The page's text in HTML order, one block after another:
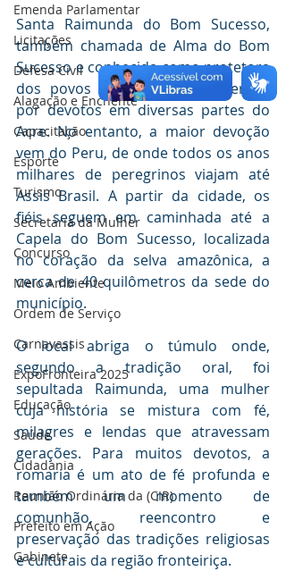
Emenda Parlamentar
Licitações
Defesa Civil
Alagação e Enchente
Capacitação
Esporte
Turismo
Secretaria da Mulher
Concurso
Meio Ambiente
Ordem de Serviço
Carnavassis
ExpoFronteira 2025
Educação
Saúde
Cidadania
Reunião Ordinária da (CIR)
Prefeito em Ação
Gabinete
Santa Raimunda do Bom Sucesso,
também chamada de Alma do Bom
Sucesso e conhecida como protetora
dos povos da floresta, é venerada
por devotos em diversas partes do
Acre. No entanto, a maior devoção
vem do Peru, de onde todos os anos
milhares de peregrinos viajam até
Assis Brasil. A partir da cidade, os
fiéis seguem em caminhada até a
Capela do Bom Sucesso, localizada
no coração da selva amazônica, a
cerca de 40 quilômetros da sede do
município.
O local abriga o túmulo onde,
segundo a tradição oral, foi
sepultada Raimunda, uma mulher
cuja história se mistura com fé,
milagres e lendas que atravessam
gerações. Para muitos devotos, a
romaria é um ato de fé profunda e
também um momento de
comunhão, reencontro e
preservação das tradições religiosas
e culturais da região fronteiriça.